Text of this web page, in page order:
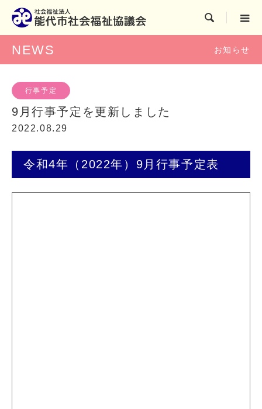

NEWS お知らせ
行事予定
9月行事予定を更新しました
2022.08.29
令和4年（2022年）9月行事予定表